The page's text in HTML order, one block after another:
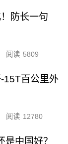
防长一句
阅读 5809
15T百公里外
阅读 12780
中国好？